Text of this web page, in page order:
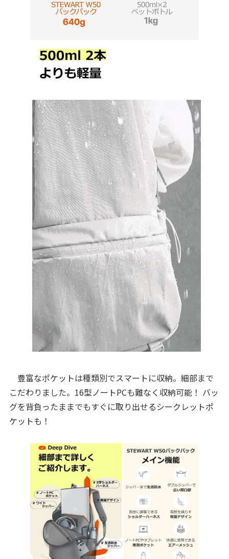
豊富なポケットは種類別でスマートに収納。細部まで
こだわりました。16型ノートPCも難なく収納可能！ バッ
グを背負ったままでもすぐに取り出せるシークレットポ
ケットも！